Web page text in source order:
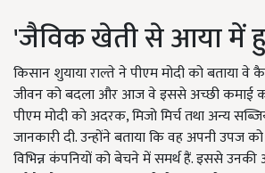
'जैविक खेती से आया में
किसान शुयाया राल्ते ने पीएम मोदी को बताया
जीवन को बदला और आज वे इससे अच्छी कमाई
पीएम मोदी को अदरक, मिजो मिर्च तथा अन्य
जानकारी दी. उन्होंने बताया कि वह अपनी उपज
विभिन्न कंपनियों को बेचने में समर्थ हैं. इससे